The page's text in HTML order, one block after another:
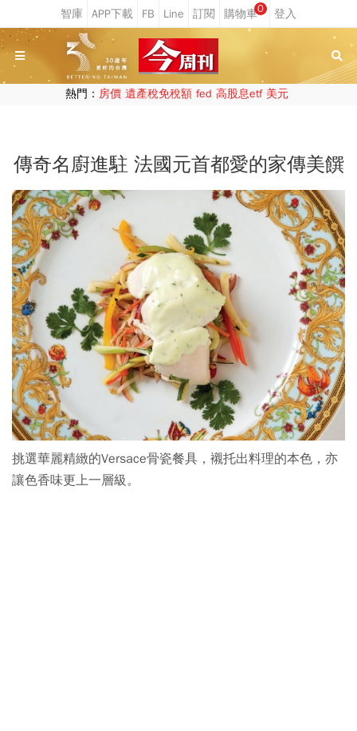
0
熱門： 房價 遺產稅免稅額 fed 高股息etf 美元
傳奇名廚進駐 法國元首都愛的家傳美饌
挑選華麗精緻的Versace骨瓷餐具，襯托出料理的本色，亦
讓色香味更上一層級。